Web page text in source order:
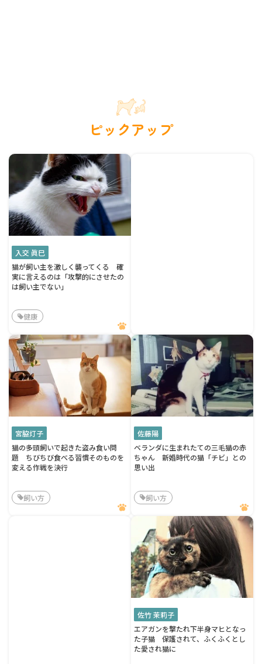
ピックアップ
入交 眞巳
猫が飼い主を激しく襲ってくる 確
実に言えるのは「攻撃的にさせたの
は飼い主でない」
健康
宮脇灯子
猫の多頭飼いで起きた盗み食い問
題 ちびちび食べる習慣そのものを
変える作戦を決行
飼い方
佐藤陽
ベランダに生まれたての三毛猫の赤
ちゃん 新婚時代の猫「チビ」との
思い出
飼い方
佐竹 茉莉子
エアガンを撃たれ下半身マヒとなっ
た子猫 保護されて、ふくふくとし
た愛され猫に